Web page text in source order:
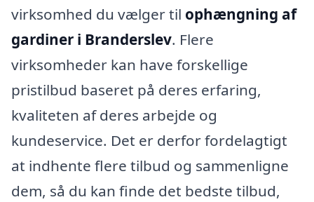
virksomhed du vælger til ophængning af
gardiner i Branderslev. Flere
virksomheder kan have forskellige
pristilbud baseret på deres erfaring,
kvaliteten af deres arbejde og
kundeservice. Det er derfor fordelagtigt
at indhente flere tilbud og sammenligne
dem, så du kan finde det bedste tilbud,